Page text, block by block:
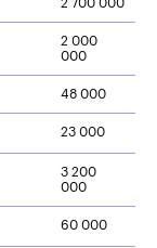
2 700 000
2 000
000
48 000
23 000
3 200
000
60 000